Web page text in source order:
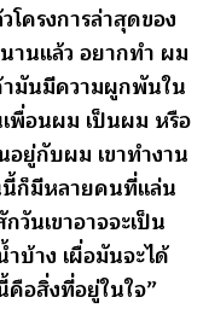
ครงการล่าสุดของ
านแล้ว อยากทำ ผม
ามันมีความผูกพันใน
พื่อนผม เป็นผม หรือ
อยู่กับผม เขาทำงาน
นี้ก็มีหลายคนที่แล่น
วันเขาอาจจะเป็น
บ้าง เผื่อมันจะได้
คือสิ่งที่อยู่ในใจ”